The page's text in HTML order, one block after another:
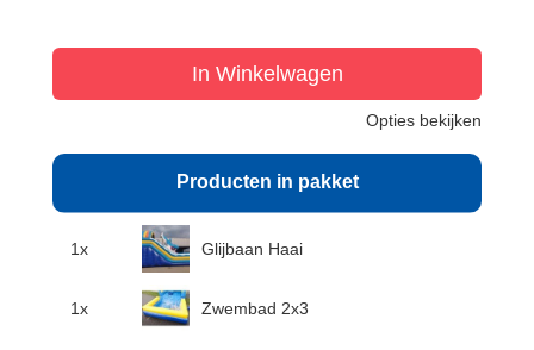
In Winkelwagen
Opties bekijken
Producten in pakket
1x Glijbaan Haai
1x Zwembad 2x3